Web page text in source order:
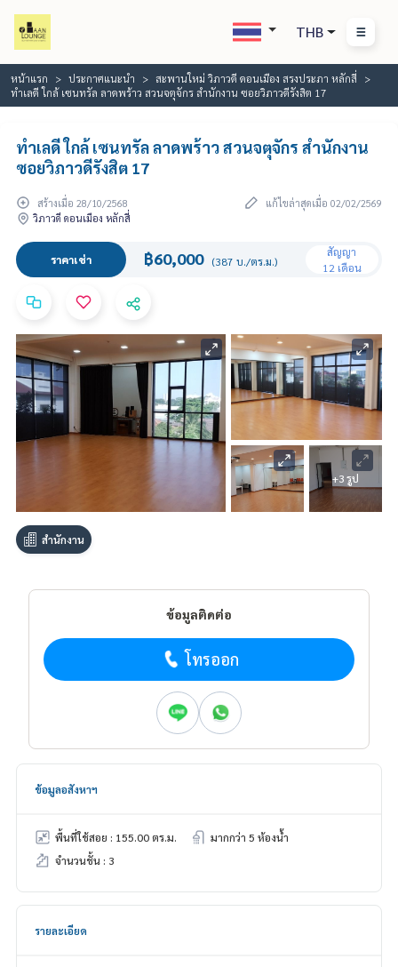
THB
หน้าแรก ประกาศแนะนำ
สะพานใหม่ วิภาวดี ดอนเมือง สรงประภา หลักสี่
ทำเลดี ใกล้ เซนทรัล ลาดพร้าว สวนจตุจักร สำนักงาน ซอยวิภาวดีรังสิต 17
ทำเลดี ใกล้ เซนทรัล ลาดพร้าว สวนจตุจักร สำนักงาน
ซอยวิภาวดีรังสิต 17
สร้างเมื่อ 28/10/2568
แก้ไขล่าสุดเมื่อ 02/02/2569
วิภาวดี ดอนเมือง หลักสี่
ราคาเช่า ฿60,000 (387 บ./ตร.ม.)
สัญญา
12 เดือน
+3 รูป
สำนักงาน
ข้อมูลติดต่อ
โทรออก
ข้อมูลอสังหาฯ
พื้นที่ใช้สอย : 155.00 ตร.ม.
มากกว่า 5 ห้องน้ำ
จำนวนชั้น : 3
รายละเอียด